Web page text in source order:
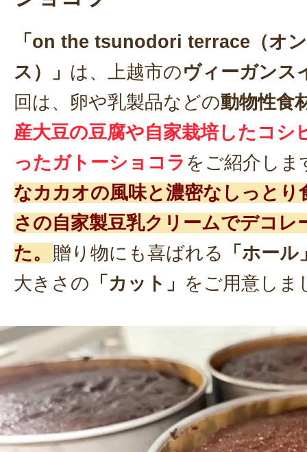
「on the tsunodori terrace（オ
ス）」 は、上越市のヴィーガンス
回は、卵や乳製品などの動物性食
産大豆の豆腐や自家栽培したコシ
ったガトーショコラ をご紹介しま
なカカオの風味と濃密なしっとり
さの自家製豆乳クリームでデコレ
た。 贈り物にも喜ばれる
「ホール
大きさの 「カット」 をご用意しま